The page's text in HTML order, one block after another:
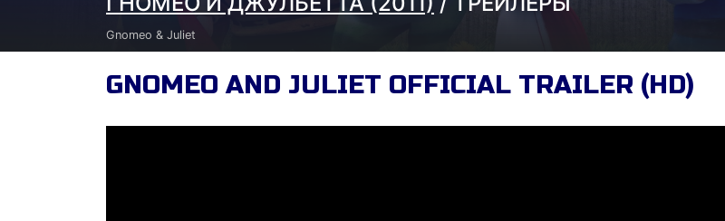
Gnomeo & Juliet
GNOMEO AND JULIET OFFICIAL TRAILER (HD)